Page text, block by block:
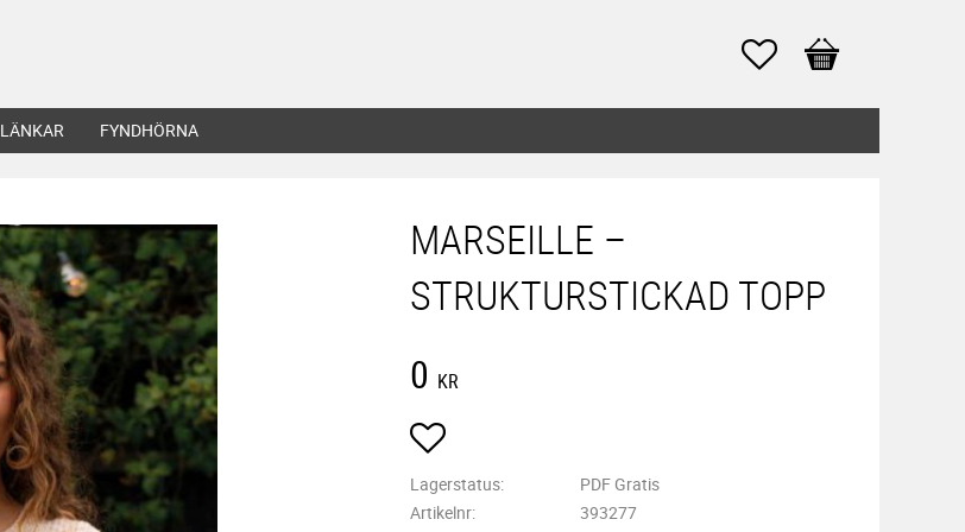
Favoriter
Kundvagn
LÄNKAR FYNDHÖRNA
MARSEILLE –
STRUKTURSTICKAD TOPP
0 KR
Lägg till i favoriter
Lagerstatus
PDF Gratis
Artikelnr
393277